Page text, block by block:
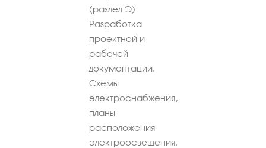
(раздел Э)
Разработка
проектной и
рабочей
документации.
Схемы
электроснабжения,
планы
расположения
электроосвещения.